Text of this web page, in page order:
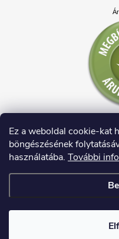
Ez a weboldal cookie-kat
böngészésének
használatába. További
Copyright 2026